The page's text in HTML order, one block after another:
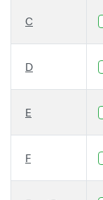
C
D
E
F